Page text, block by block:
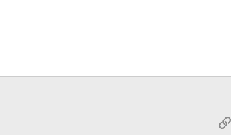
الإلكتروني